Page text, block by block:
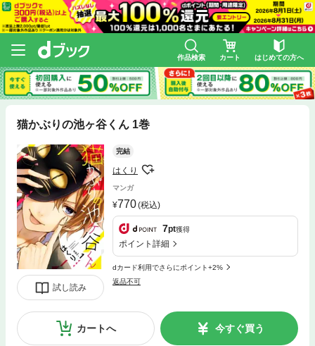
作品検索 カート はじめての方へ
猫かぶりの池ヶ谷くん 1巻
試し読み
完結
はくり
マンガ
770(税込)
7pt獲得
ポイント詳細
dカード利用でさらにポイント+2%
返品不可
カートへ 今すぐ買う